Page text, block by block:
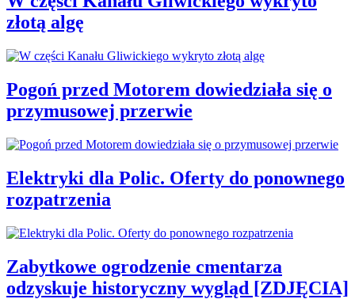
złotą algę
Pogoń przed Motorem dowiedziała się o
przymusowej przerwie
Elektryki dla Polic. Oferty do ponownego
rozpatrzenia
Zabytkowe ogrodzenie cmentarza
odzyskuje historyczny wygląd [ZDJĘCIA]